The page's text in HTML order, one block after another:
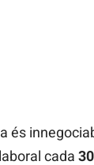
és
cada